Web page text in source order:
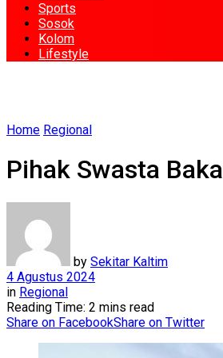
Sports
Sosok
Kolom
Lifestyle
Home Regional
Pihak Swasta
by Sekitar Kaltim
4 Agustus 2024
in Regional
Reading Time: 2 mins read
Share on FacebookShare on Twitter